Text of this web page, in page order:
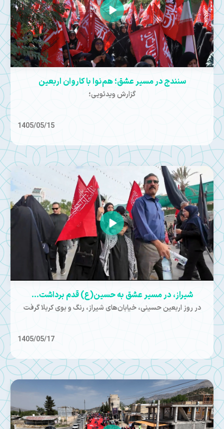
سنندج در مسیر عشق؛ هم‌نوا با کاروان اربعین
گزارش ویدئویی؛
1405/05/15
شیراز، در مسیر عشق به حسین(ع) قدم برداشت…
در روز اربعین حسینی، خیابان‌های شیراز، رنگ و بوی کربلا گرفت
1405/05/17